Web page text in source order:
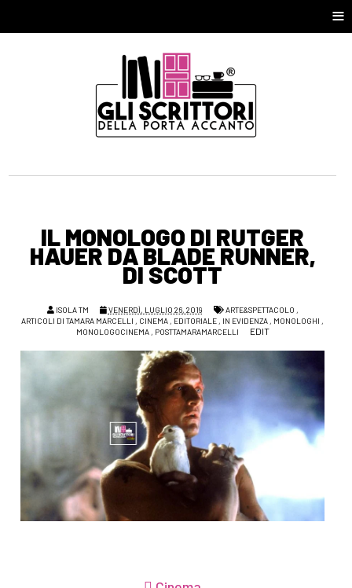
≡
IL MONOLOGO DI RUTGER
HAUER DA BLADE RUNNER,
DI SCOTT
ISOLA TM VENERDÌ, LUGLIO 26, 2019 ARTE&SPETTACOLO ,
ARTICOLI DI TAMARA MARCELLI , CINEMA , EDITORIALE , IN EVIDENZA , MONOLOGHI ,
MONOLOGOCINEMA, POSTTAMARAMARCELLI EDIT